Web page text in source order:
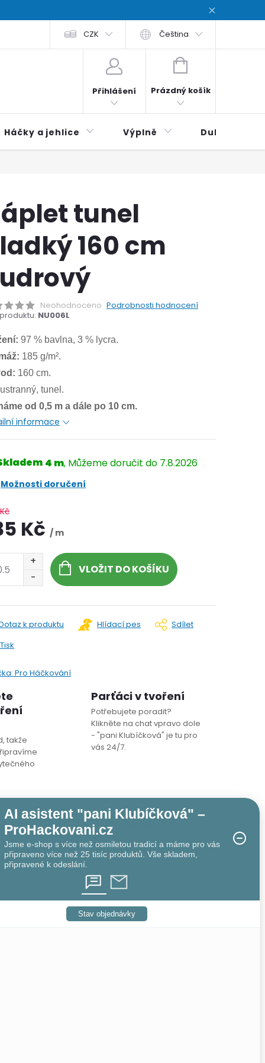
podmínky Zásady ochrana osobních údajů / Privacy
CZK Čeština
Přihlášení
NÁKUPNÍ
Prázdný košík
Háčky a jehlice Výplně Duhová
tunel
160 cm
Neohodnoceno Podrobnosti hodnocení
NU006L
97 % bavlna, 3 % lycra.
185 g/m².
160 cm.
tunel.
od 0,5 m a dále po 10 cm.
informace
4 m 7.8.2026
Možnosti doručení
Kč / m
VLOŽIT DO KOŠÍKU
Tisk
k produktu Hlídací pes Sdílet
Pro Háčkování
takže
Parťáci v tvoření
Potřebujete poradit?
Klikněte na chat vpravo dole
- "pani Klubíčková" je tu pro
vás 24/7.
AI asistent "pani Klubíčková" –
ProHackovani.cz
Jsme e-shop s více než osmiletou tradicí a máme pro vás
připraveno více než 25 tisíc produktů. Vše skladem,
připravené k odeslání.
Stav objednávky